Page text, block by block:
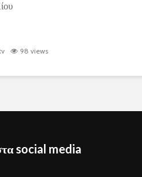
98 views
social media